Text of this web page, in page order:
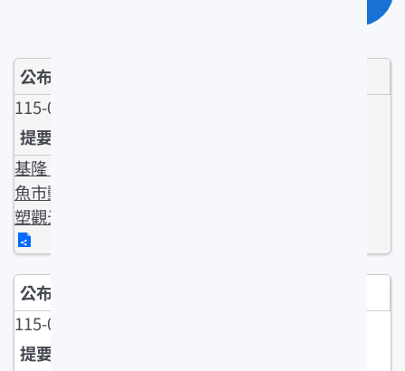
115-05-12
基隆 八斗子
魚市動土 形
塑觀光廊帶
115-05-11